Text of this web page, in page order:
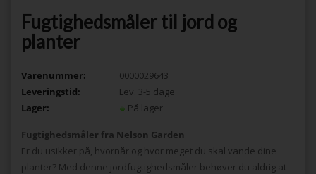
Fugtighedsmåler til jord og
planter
Varenummer:
0000029643
Leveringstid:
Lev. 3-5 dage
Lager:
På lager
Fugtighedsmåler fra Nelson Garden
Er du usikker på, hvornår og hvor meget du skal vande dine
planter? Med denne jordfugtighedsmåler behøver du aldrig at